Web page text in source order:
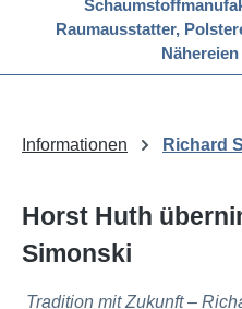
Raumausstatter,
Informationen Richard
Horst Huth
Simonski
Tradition mit Zukunft –